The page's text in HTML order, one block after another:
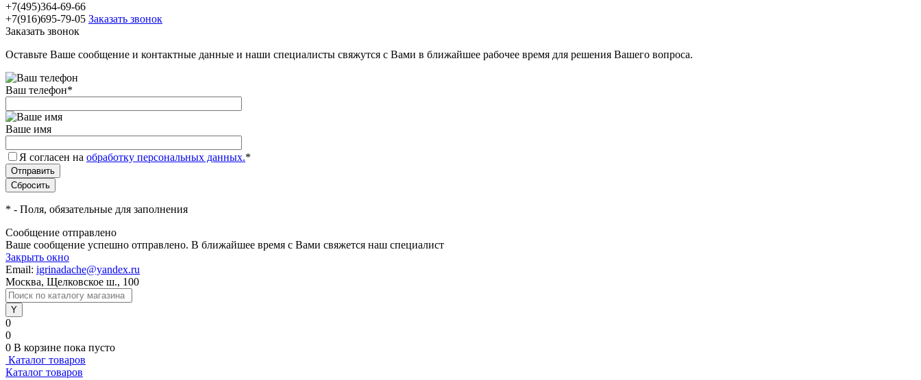
+7(495)364-69-66
+7(916)695-79-05 Заказать звонок
Заказать звонок
Оставьте Ваше сообщение и контактные данные и наши специалисты свяжутся с Вами в ближайшее рабочее время для решения Вашего вопроса.
Ваш телефон*
Ваше имя
Я согласен на обработку персональных данных.*
* - Поля, обязательные для заполнения
Сообщение отправлено
Ваше сообщение успешно отправлено. В ближайшее время с Вами свяжется наш специалист
Закрыть окно
Email: igrinadache@yandex.ru
Москва, Щелковское ш., 100
0
0
0 В корзине пока пусто
Каталог товаров
Каталог товаров